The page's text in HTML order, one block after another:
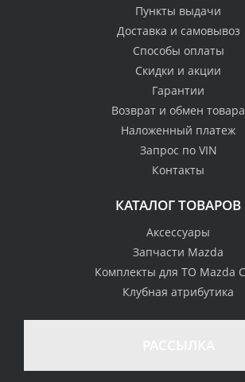
стоимости
товаром
Пункты выдачи
Доставка и самовывоз
Способы оплаты
Скидки и акции
Гарантии
Возврат и обмен товара
Наложенный платеж
Запрос по VIN
Контакты
КАТАЛОГ ТОВАРОВ
Аксессуары
Запчасти Mazda
Комплекты для ТО Mazda
Клубная атрибутика